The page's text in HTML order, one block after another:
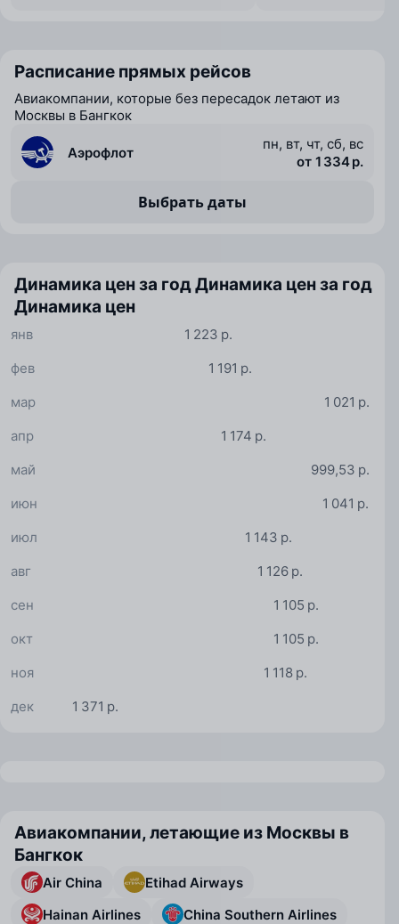
Расписание прямых рейсов
Авиакомпании, которые без пересадок летают из
Москвы в Бангкок
Аэрофлот
пн, вт, чт, сб, вс
от 1 334 р.
Выбрать даты
Динамика цен за годДинамика цен за год
Динамика цен
1 223 р.
янв
1 191 р.
фев
1 021 р.
мар
1 174 р.
апр
999,53 р.
май
1 041 р.
июн
1 143 р.
июл
1 126 р.
авг
1 105 р.
сен
1 105 р.
окт
1 118 р.
ноя
1 371 р.
дек
Авиакомпании, летающие из Москвы в
Бангкок
Air China
Etihad Airways
Hainan Airlines
China Southern Airlines